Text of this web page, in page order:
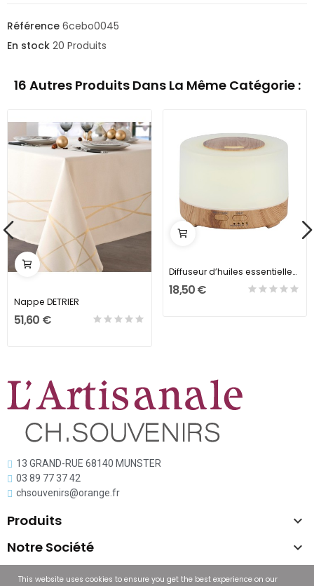
Référence 6cebo0045
En stock 20 Produits
16 Autres Produits Dans La Même Catégorie :
Nappe DETRIER
51,60 €
Diffuseur d’huiles essentielles à LED
18,50 €
13 GRAND-RUE 68140 MUNSTER
03 89 77 37 42
chsouvenirs@orange.fr
Produits 
Notre Société 
Copyright © L'artisanal
This website uses cookies to ensure you get the best experience on our